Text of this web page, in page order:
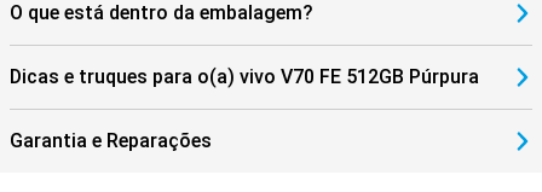
O que está dentro da embalagem?
Dicas e truques para o(a) vivo V70 FE 512GB Púrpura
Garantia e Reparações